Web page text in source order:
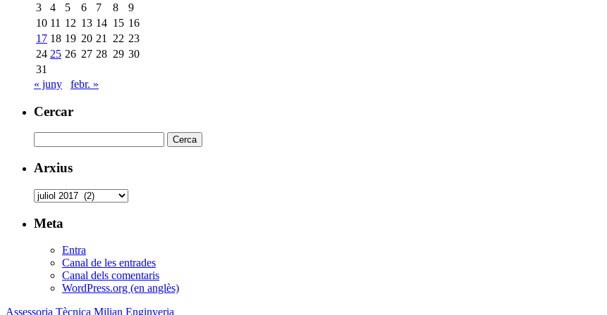
3 4 5 6 7 8
9
10 11 12 13 14 15 16
17 18 19 20 21 22 23
24 25 26 27 28 29 30
31
« juny
febr. »
Cercar
Arxius
Arxius
Meta
Entra
Canal de les entrades
Canal dels comentaris
WordPress.org (en anglès)
Assessoria Tècnica Milian Enginyeria